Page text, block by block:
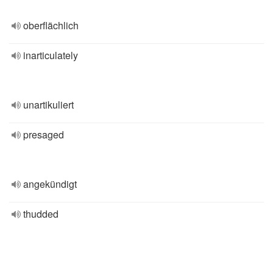
oberflächlich
inarticulately
unartikuliert
presaged
angekündigt
thudded